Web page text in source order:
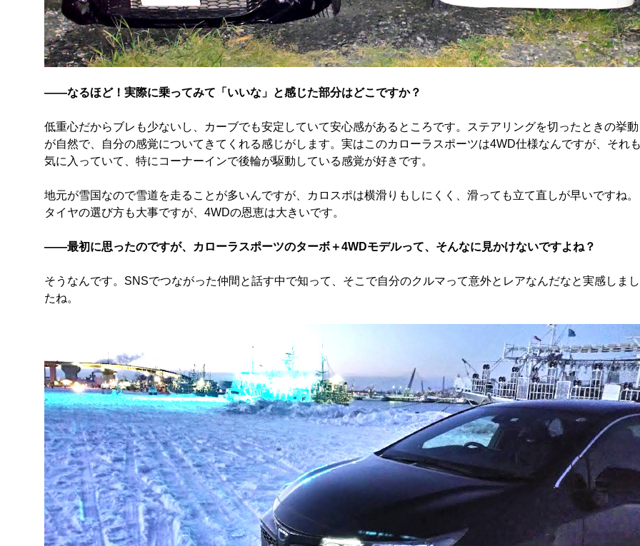
――なるほど！実際に乗ってみて「いいな」と感じた部分はどこですか？
低重心だからブレも少ないし、カーブでも安定していて安心感があるところです。ステアリングを切ったときの挙動
が自然で、自分の感覚についてきてくれる感じがします。実はこのカローラスポーツは4WD仕様なんですが、それ
気に入っていて、特にコーナーインで後輪が駆動している感覚が好きです。
地元が雪国なので雪道を走ることが多いんですが、カロスポは横滑りもしにくく、滑っても立て直しが早いですね。
タイヤの選び方も大事ですが、4WDの恩恵は大きいです。
――最初に思ったのですが、カローラスポーツのターボ＋4WDモデルって、そんなに見かけないですよね？
そうなんです。SNSでつながった仲間と話す中で知って、そこで自分のクルマって意外とレアなんだなと実感しまし
たね。